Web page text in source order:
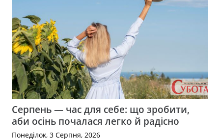
Серпень — час для себе: що зробити,
аби осінь почалася легко й радісно
Понеділок, 3 Серпня, 2026